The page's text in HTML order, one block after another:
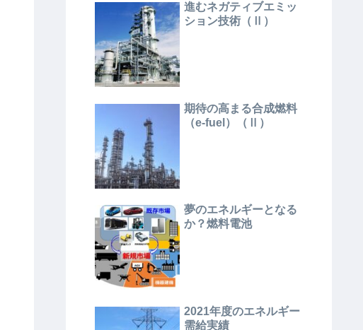
進むネガティブエミッ
ション技術（Ⅱ）
期待の高まる合成燃料
（e-fuel）（Ⅱ）
夢のエネルギーとなる
か？燃料電池
2021年度のエネルギー
需給実績